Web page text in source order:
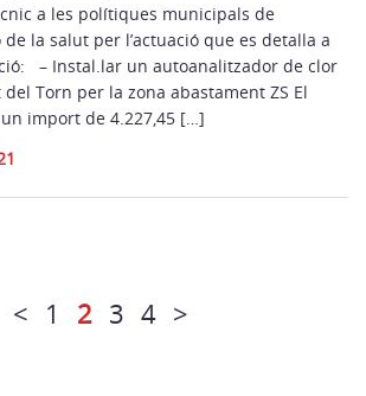
a les polítiques municipals de
de la salut per l’actuació que es detalla a
– Instal.lar un autoanalitzador de clor
Torn per la zona abastament ZS El
import de 4.227,45 […]
< 1 2 3 4 >